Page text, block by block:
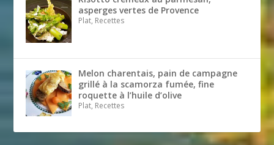
asperges vertes de Provence
Plat, Recettes
Melon charentais, pain de campagne
grillé à la scamorza fumée, fine
roquette à l’huile d’olive
Plat, Recettes